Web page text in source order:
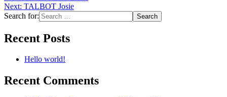
Next: TALBOT Josie
Search for:
Recent Posts
Hello world!
Recent Comments